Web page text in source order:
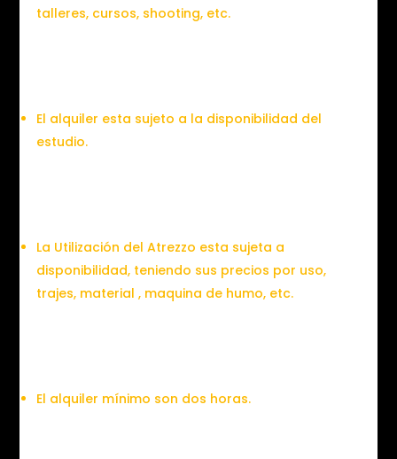
talleres, cursos, shooting, etc.
El alquiler esta sujeto a la disponibilidad del
estudio.
La Utilización del Atrezzo esta sujeta a
disponibilidad, teniendo sus precios por uso,
trajes, material , maquina de humo, etc.
El alquiler mínimo son dos horas.